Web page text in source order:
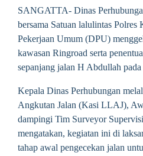
SANGATTA- Dinas
bersama Satuan lalulintas
Pekerjaan Umum (DPU)
kawasan Ringroad serta
sepanjang jalan H Abdullah
Kepala Dinas Perhubungan
Angkutan Jalan (Kasi LLAJ),
dampingi Tim Surveyor
mengatakan, kegiatan ini di
tahap awal pengecekan jalan